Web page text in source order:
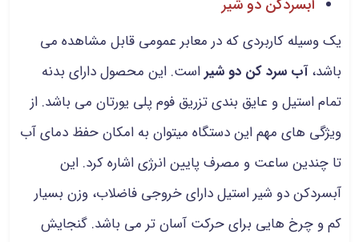
آبسردکن دو شیر
یک وسیله کاربردی که در معابر عمومی قابل مشاهده می
باشد،آب سرد کن دو شیراست. این محصول دارای بدنه
تمام استیل و عایق‌ بندی تزریق فوم پلی یورتان می باشد. از
ویژگی‌ های مهم این دستگاه میتوان به امکان حفظ دمای آب
تا چندین ساعت و مصرف پایین انرژی اشاره کرد. این
آبسردکن دو شیر استیل دارای خروجی فاضلاب، وزن بسیار
کم و چرخ هایی برای حرکت آسان تر می باشد. گنجایش